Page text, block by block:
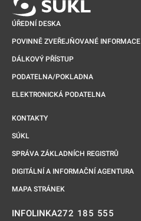
ÚŘEDNÍ DESKA
POVINNĚ ZVEŘEJŇOVANÉ INFORMACE
DÁLKOVÝ PŘÍSTUP
PODATELNA/POKLADNA
ELEKTRONICKÁ PODATELNA
KONTAKTY
SÚKL
SPRÁVA ZÁKLADNÍCH REGISTRŮ
DIGITÁLNÍ A INFORMAČNÍ AGENTURA
MAPA STRÁNEK
INFOLINKA272 185 555